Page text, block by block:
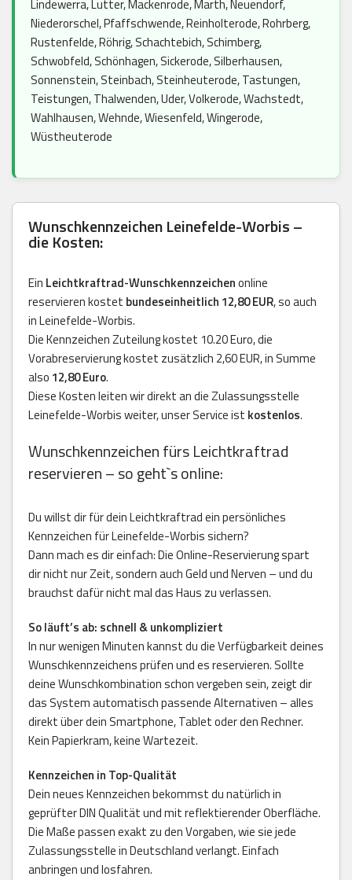
Lindewerra, Lutter, Mackenrode, Marth, Neuendorf,
Niederorschel, Pfaffschwende, Reinholterode, Rohrberg,
Rustenfelde, Röhrig, Schachtebich, Schimberg,
Schwobfeld, Schönhagen, Sickerode, Silberhausen,
Sonnenstein, Steinbach, Steinheuterode, Tastungen,
Teistungen, Thalwenden, Uder, Volkerode, Wachstedt,
Wahlhausen, Wehnde, Wiesenfeld, Wingerode,
Wüstheuterode
Wunschkennzeichen Leinefelde-Worbis –
die Kosten:
Ein Leichtkraftrad-Wunschkennzeichenonline
reservieren kostet bundeseinheitlich 12,80 EUR, so auch
in Leinefelde-Worbis.
Die Kennzeichen Zuteilung kostet 10.20 Euro, die
Vorabreservierung kostet zusätzlich 2,60 EUR, in Summe
also 12,80 Euro.
Diese Kosten leiten wir direkt an die Zulassungsstelle
Leinefelde-Worbis weiter, unser Service ist kostenlos.
Wunschkennzeichen fürs Leichtkraftrad
reservieren – so geht`s online:
Du willst dir für dein Leichtkraftrad ein persönliches
Kennzeichen für Leinefelde-Worbis sichern?
Dann mach es dir einfach: Die Online-Reservierung spart
dir nicht nur Zeit, sondern auch Geld und Nerven – und du
brauchst dafür nicht mal das Haus zu verlassen.
So läuft’s ab: schnell & unkompliziert
In nur wenigen Minuten kannst du die Verfügbarkeit deines
Wunschkennzeichens prüfen und es reservieren. Sollte
deine Wunschkombination schon vergeben sein, zeigt dir
das System automatisch passende Alternativen – alles
direkt über dein Smartphone, Tablet oder den Rechner.
Kein Papierkram, keine Wartezeit.
Kennzeichen in Top-Qualität
Dein neues Kennzeichen bekommst du natürlich in
geprüfter DIN Qualität und mit reflektierender Oberfläche.
Die Maße passen exakt zu den Vorgaben, wie sie jede
Zulassungsstelle in Deutschland verlangt. Einfach
anbringen und losfahren.